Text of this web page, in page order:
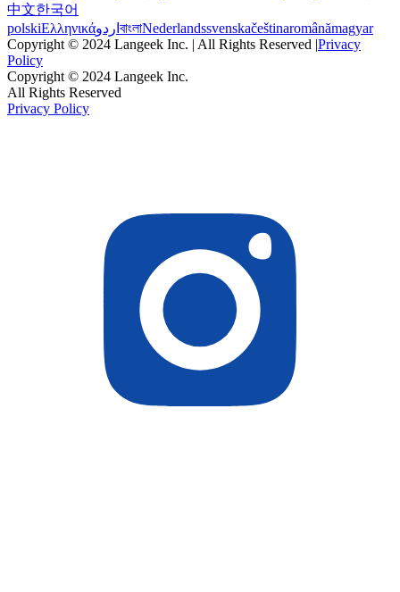
中文한국어
polskiΕλληνικάاردو বাংলাNederlandssvenskačeštinaromânămagyar
Copyright © 2024 Langeek Inc. | All Rights Reserved |Privacy
Policy
Copyright © 2024 Langeek Inc.
All Rights Reserved
Privacy Policy